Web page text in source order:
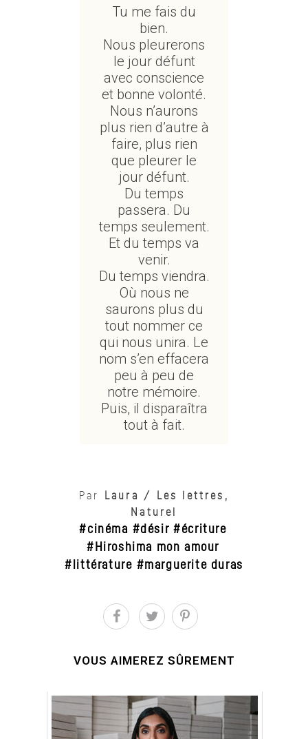
Tu me fais du
bien.
Nous pleurerons
le jour défunt
avec conscience
et bonne volonté.
Nous n’aurons
plus rien d’autre à
faire, plus rien
que pleurer le
jour défunt.
Du temps
passera. Du
temps seulement.
Et du temps va
venir.
Du temps viendra.
Où nous ne
saurons plus du
tout nommer ce
qui nous unira. Le
nom s’en effacera
peu à peu de
notre mémoire.
Puis, il disparaîtra
tout à fait.
Par Laura / Les lettres ,
Naturel
cinéma désir , écriture
Hiroshima mon amour
littérature marguerite duras
VOUS AIMEREZ SÛREMENT